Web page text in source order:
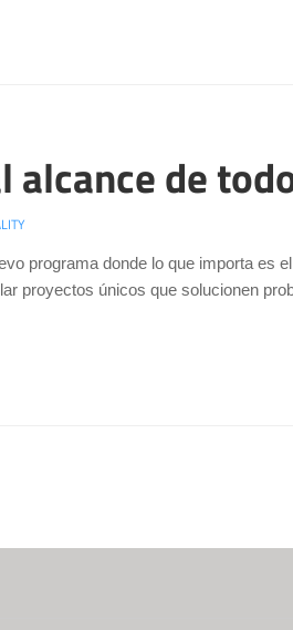
alcance de
programa donde lo que importa es
proyectos únicos que solucionen